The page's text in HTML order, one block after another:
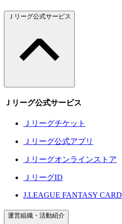
Ｊリーグ公式サービス
Ｊリーグ公式サービス
Ｊリーグチケット
Ｊリーグ公式アプリ
Ｊリーグオンラインストア
ＪリーグID
J.LEAGUE FANTASY CARD
運営組織・活動紹介